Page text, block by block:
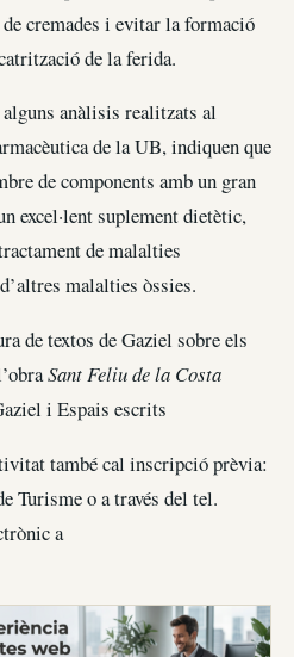
cremades i evitar la formació
de la ferida.
anàlisis realitzats al
de la UB, indiquen que
de components amb un gran
excel·lent suplement dietètic,
de malalties
malalties òssies.
de textos de Gaziel sobre els
Sant Feliu de la Costa
i Espais escrits
també cal inscripció prèvia:
Turisme o a través del tel.
a